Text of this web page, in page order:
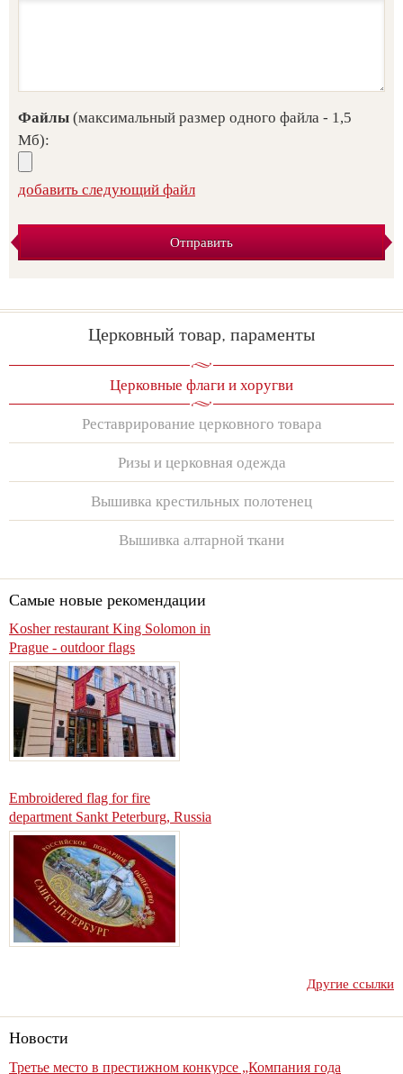
Файлы (максимальный размер одного файла - 1,5
Мб):
добавить следующий файл
Отправить
Церковный товар, параменты
Церковные флаги и хоругви
Реставрирование церковного товара
Ризы и церковная одежда
Вышивка крестильных полотенец
Вышивка алтарной ткани
Самые новые рекомендации
Kosher restaurant King Solomon in
Prague - outdoor flags
Embroidered flag for fire
department Sankt Peterburg, Russia
Другие ссылки
Новости
Третье место в престижном конкурсе „Компания года